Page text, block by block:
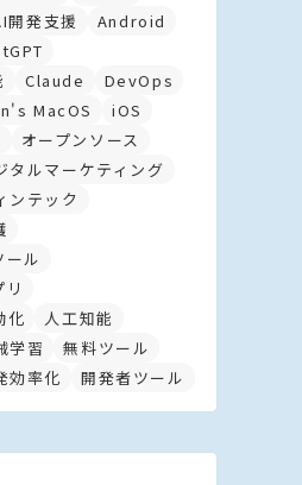
開発支援
Android
Claude
DevOps
MacOS
iOS
オープンソース
タルマーケティング
ンテック
ール
化
人工知能
学習
無料ツール
効率化 開発者ツール